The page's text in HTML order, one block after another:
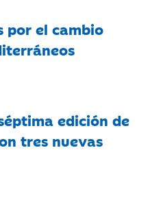
por el cambio
edición de
tres nuevas